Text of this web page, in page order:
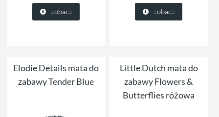
zobacz zobacz
Elodie Details mata do
zabawy Tender Blue
Little Dutch mata do
zabawy Flowers &
Butterflies różowa